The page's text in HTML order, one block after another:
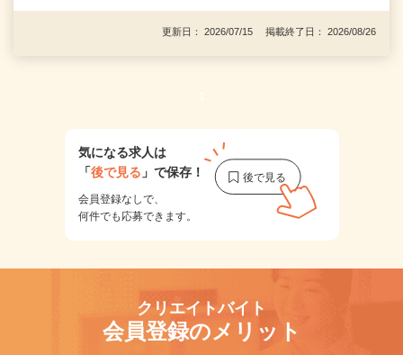
更新日： 2026/07/15 掲載終了日： 2026/08/26
1
気になる求人は
「後で見る 」で保存！
会員登録なしで、
何件でも応募できます。
クリエイトバイト
会員登録のメリット